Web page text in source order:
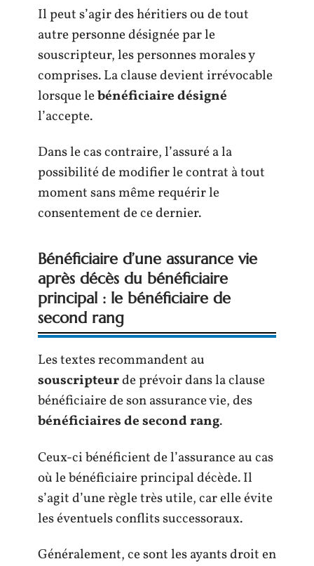
Il peut s’agir des héritiers ou de tout
autre personne désignée par le
souscripteur, les personnes morales y
comprises. La clause devient irrévocable
lorsque lebénéficiaire désigné
l’accepte.
Dans le cas contraire, l’assuré a la
possibilité de modifier le contrat à tout
moment sans même requérir le
consentement de ce dernier.
Bénéficiaire d’une assurance vie
après décès du bénéficiaire
principal : le bénéficiaire de
second rang
Les textes recommandent au
souscripteurde prévoir dans la clause
bénéficiaire de son assurance vie, des
bénéficiaires de second rang.
Ceux-ci bénéficient de l’assurance au cas
où le bénéficiaire principal décède. Il
s’agit d’une règle très utile, car elle évite
les éventuels conflits successoraux.
Généralement, ce sont les ayants droit en